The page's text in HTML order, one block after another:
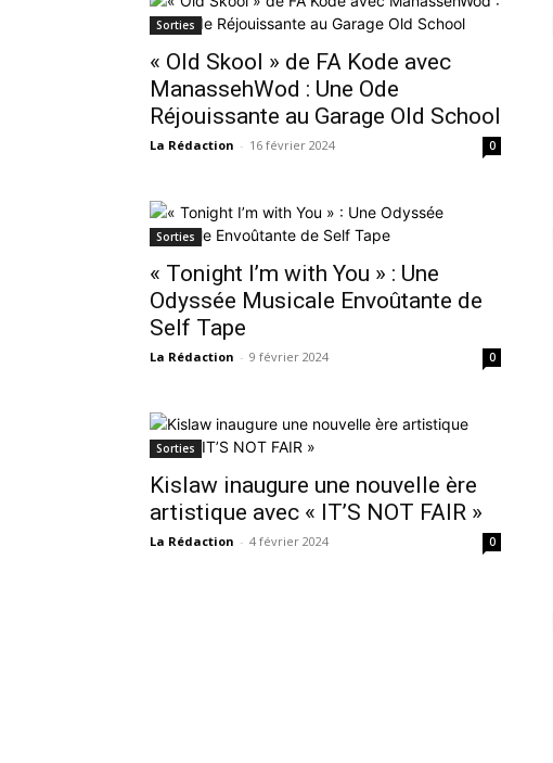
Sorties
« Old Skool » de FA Kode avec
ManassehWod : Une Ode
Réjouissante au Garage Old School
La Rédaction - 16 février 2024 0
Sorties
« Tonight I’m with You » : Une
Odyssée Musicale Envoûtante de
Self Tape
La Rédaction - 9 février 2024 0
Sorties
Kislaw inaugure une nouvelle ère
artistique avec « IT’S NOT FAIR »
La Rédaction - 4 février 2024 0